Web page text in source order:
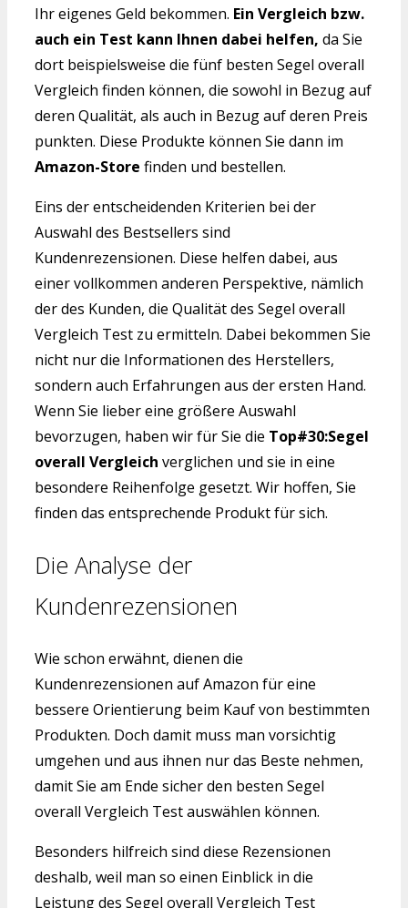
Ihr eigenes Geld bekommen. Ein Vergleich bzw.
auch ein Test kann Ihnen dabei helfen, da Sie
dort beispielsweise die fünf besten Segel overall
Vergleich finden können, die sowohl in Bezug auf
deren Qualität, als auch in Bezug auf deren Preis
punkten. Diese Produkte können Sie dann im
Amazon-Store finden und bestellen.
Eins der entscheidenden Kriterien bei der
Auswahl des Bestsellers sind
Kundenrezensionen. Diese helfen dabei, aus
einer vollkommen anderen Perspektive, nämlich
der des Kunden, die Qualität des Segel overall
Vergleich Test zu ermitteln. Dabei bekommen Sie
nicht nur die Informationen des Herstellers,
sondern auch Erfahrungen aus der ersten Hand.
Wenn Sie lieber eine größere Auswahl
bevorzugen, haben wir für Sie die Top#30:Segel
overall Vergleich verglichen und sie in eine
besondere Reihenfolge gesetzt. Wir hoffen, Sie
finden das entsprechende Produkt für sich.
Die Analyse der
Kundenrezensionen
Wie schon erwähnt, dienen die
Kundenrezensionen auf Amazon für eine
bessere Orientierung beim Kauf von bestimmten
Produkten. Doch damit muss man vorsichtig
umgehen und aus ihnen nur das Beste nehmen,
damit Sie am Ende sicher den besten Segel
overall Vergleich Test auswählen können.
Besonders hilfreich sind diese Rezensionen
deshalb, weil man so einen Einblick in die
Leistung des Segel overall Vergleich Test